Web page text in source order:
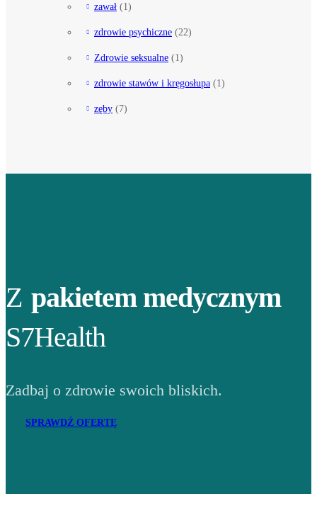
zawał (1)
zdrowie psychiczne (22)
Zdrowie seksualne (1)
zdrowie stawów i kręgosłupa (1)
zęby (7)
Z pakietem medycznym
S7Health
Zadbaj o zdrowie swoich bliskich.
SPRAWDŹ OFERTĘ